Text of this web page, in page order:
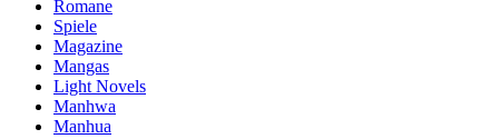
Romane
Spiele
Magazine
Mangas
Light Novels
Manhwa
Manhua